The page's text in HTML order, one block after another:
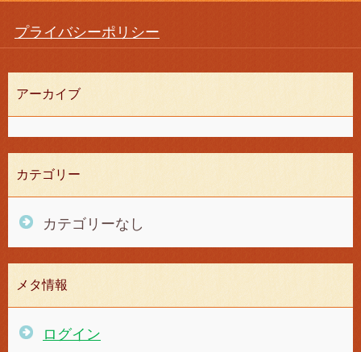
プライバシーポリシー
アーカイブ
カテゴリー
カテゴリーなし
メタ情報
ログイン